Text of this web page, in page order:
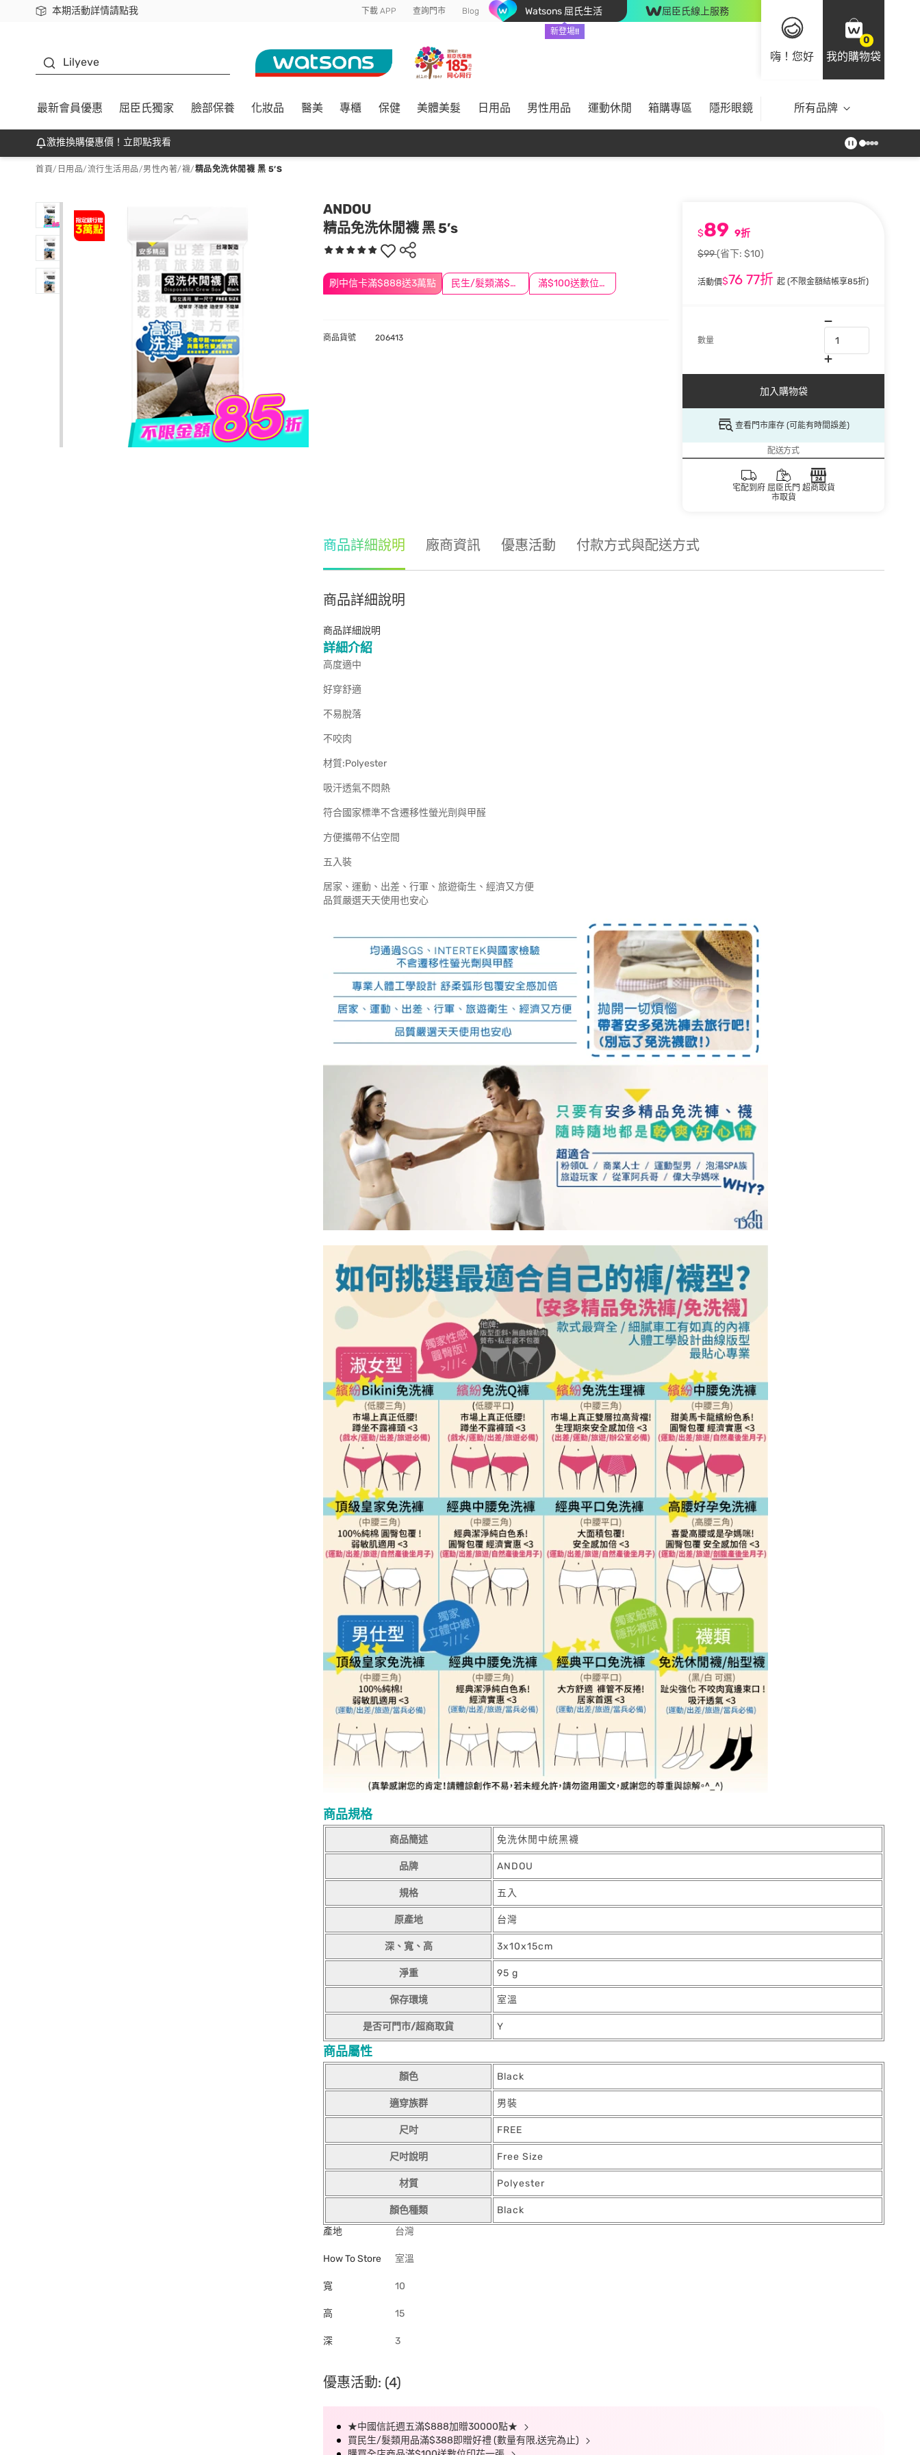
本期活動詳情請點我
下載app最高回饋$350 下載 APP 查詢門市 Blog Watsons 屈氏生活
新登場!!
屈臣氏線上服務
嗨！您好
0
我的購物袋
Lilyeve
最新會員優惠 屈臣氏獨家 臉部保養 化妝品 醫美 專櫃 保健 美體美髮 日用品 男性用品 運動休閒 箱購專區 隱形眼鏡 所有品牌
激推換購優惠價！立即點我看
首頁/ 日用品/流行生活用品/男性內著/襪/精品免洗休閒襪 黑 5’S
ANDOU
精品免洗休閒襪 黑 5’s
刷中信卡滿$888送3萬點 民生/髮類滿$388送舒潔冰巾 滿$100送數位印花
$89 9折
$99(省下: $10)
活動價$76 77折 起 (不限金額結帳享85折)
數量
加入購物袋
查看門市庫存 (可能有時間誤差)
配送方式
宅配到府 屈臣氏門
市取貨
超商取貨
商品貨號 206413
商品詳細說明 廠商資訊 優惠活動 付款方式與配送方式
商品詳細說明
商品詳細說明
詳細介紹
高度適中
好穿舒適
不易脫落
不咬肉
材質:Polyester
吸汗透氣不悶熱
符合國家標準不含遷移性螢光劑與甲醛
方便攜帶不佔空間
五入裝
居家、運動、出差、行軍、旅遊衛生、經濟又方便
品質嚴選天天使用也安心
商品規格
商品簡述 免洗休閒中統黑襪
品牌 ANDOU
規格 五入
原產地 台灣
深、寬、高 3x10x15cm
淨重 95 g
保存環境 室溫
是否可門市/超商取貨 Y
商品屬性
顏色 Black
適穿族群 男裝
尺吋 FREE
尺吋說明 Free Size
材質 Polyester
顏色種類
Black
產地
台灣
How To Store 室溫
寬 10
高 15
深 3
優惠活動: (4)
★中國信託週五滿$888加贈30000點★
買民生/髮類用品滿$388即贈好禮 (數量有限,送完為止)